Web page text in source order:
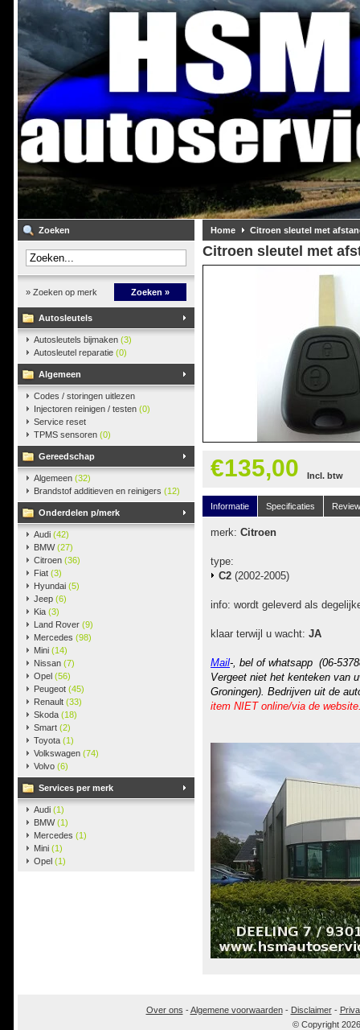
Zoeken
» Zoeken op merk Zoeken »
Autosleutels
Autosleutels bijmaken (3)
Autosleutel reparatie (0)
Algemeen
Codes / storingen uitlezen
Injectoren reinigen / testen (0)
Service reset
TPMS sensoren (0)
Gereedschap
Algemeen (32)
Brandstof additieven en reinigers (12)
Onderdelen p/merk
Audi (42)
BMW(27)
Citroen (36)
Fiat (3)
Hyundai (5)
Jeep (6)
Kia (3)
Land Rover (9)
Mercedes (98)
Mini (14)
Nissan (7)
Opel (56)
Peugeot (45)
Renault (33)
Skoda (18)
Smart (2)
Toyota (1)
Volkswagen (74)
Volvo (6)
Services per merk
Audi (1)
BMW(1)
Mercedes (1)
Mini (1)
Opel (1)
Home Citroen sleutel met
Citroen sleutel met
€135,00 Incl. btw
Informatie Specificaties
merk: Citroen
type:
C2 (2002-2005)
info: wordt geleverd als
klaar terwijl u wacht: JA
Mail-, bel of whatsapp (06-
Vergeet niet het kenteken van
Groningen). Bedrijven uit de
item NIET online/via de
Over ons -Algemene voorwaarden- Disclaimer-
© Copyright